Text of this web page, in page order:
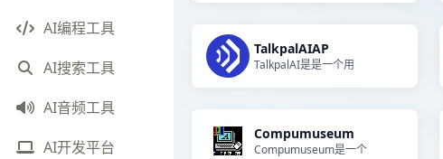
AI编程工具
AI搜索工具
AI音频工具
AI开发平台
TalkpalAIAP
TalkpalAI是是一个用
Compumuseum
Compumuseum是一个